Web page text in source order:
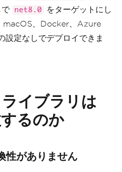
}
th></tr>
td></tr>
で net8.0
をターゲットにし
macOS、Docker、Azure
設定なしでデプロイできま
イブラリは
るのか
がありません